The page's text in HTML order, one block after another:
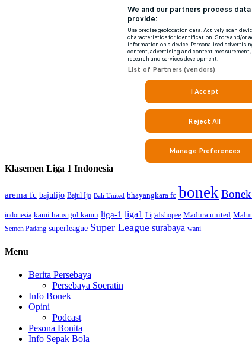
Klasemen Liga 1 Indonesia
arema fc bajulijo Bajul Ijo Bali United bhayangkara fc bonek
indonesia kami haus gol kamu liga-1 liga1 Liga1shopee Madura united
Semen Padang superleague Super League surabaya wani
Menu
Berita Persebaya
Persebaya Soeratin
Info Bonek
Opini
Podcast
Pesona Bonita
Info Sepak Bola